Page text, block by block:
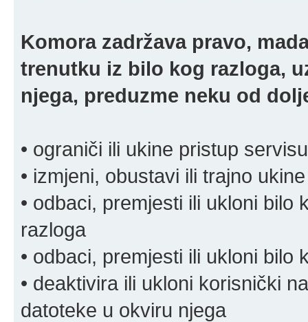
Komora zadržava pravo,
trenutku iz bilo kog razloga,
njega, preduzme neku od
• ograniči ili ukine pristup servisu
• izmjeni, obustavi ili trajno
• odbaci, premjesti ili ukloni bilo
razloga
• odbaci, premjesti ili ukloni bilo
• deaktivira ili ukloni korisnički
datoteke u okviru njega